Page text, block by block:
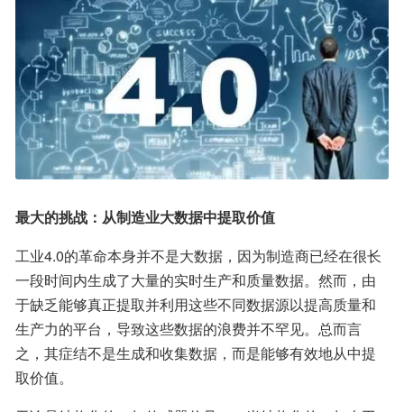
最大的挑战：从制造业大数据中提取价值
工业4.0的革命本身并不是大数据，因为制造商已经在很长
一段时间内生成了大量的实时生产和质量数据。然而，由
于缺乏能够真正提取并利用这些不同数据源以提高质量和
生产力的平台，导致这些数据的浪费并不罕见。总而言
之，其症结不是生成和收集数据，而是能够有效地从中提
取价值。